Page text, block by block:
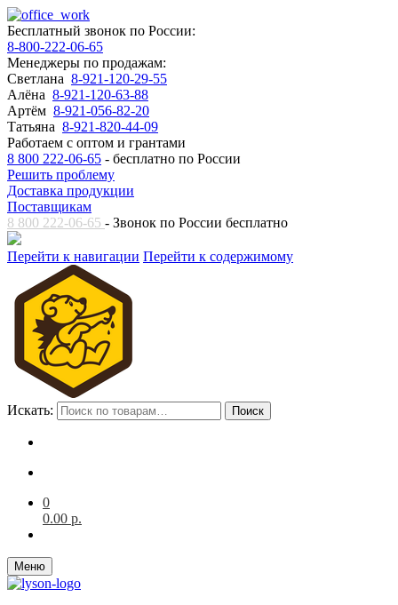
Бесплатный звонок по России:
8-800-222-06-65
Менеджеры по продажам:
Светлана 8-921-120-29-55
Алёна 8-921-120-63-88
Артём 8-921-056-82-20
Татьяна 8-921-820-44-09
Работаем с оптом и грантами
8 800 222-06-65 - бесплатно по России
Решить проблему
Доставка продукции
Поставщикам
8 800 222-06-65 - Звонок по России бесплатно
Перейти к навигации Перейти к содержимому
Искать: Поиск
0
0.00 р.
Меню